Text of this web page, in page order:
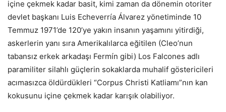
içine çekmek kadar basit, kimi zaman da dönemin otoriter
devlet başkanı Luis Echeverría Álvarez yönetiminde 10
Temmuz 1971’de 120’ye yakın insanın yaşamını yitirdiği,
askerlerin yanı sıra Amerikalılarca eğitilen (Cleo’nun
tabansız erkek arkadaşı Fermín gibi) Los Falcones adlı
paramiliter silahlı güçlerin sokaklarda muhalif göstericileri
acımasızca öldürdükleri “Corpus Christi Katliamı”nın kan
kokusunu içine çekmek kadar karışık olabiliyor.